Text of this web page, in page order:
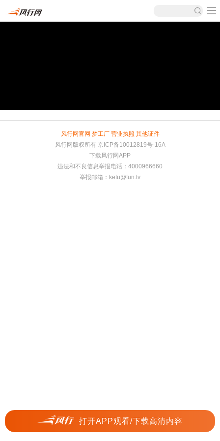
打开APP观看/下载高清内容
风行网官网 梦工厂 营业执照 其他证件
风行网版权所有 京ICP备10012819号-16A
下载风行网APP
违法和不良信息举报电话：4000966660
举报邮箱： kefu@fun.tv